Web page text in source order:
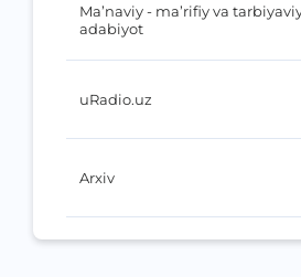
Ma’naviy - ma’rifiy va tarbiyaviy
adabiyot
uRadio.uz
Arxiv